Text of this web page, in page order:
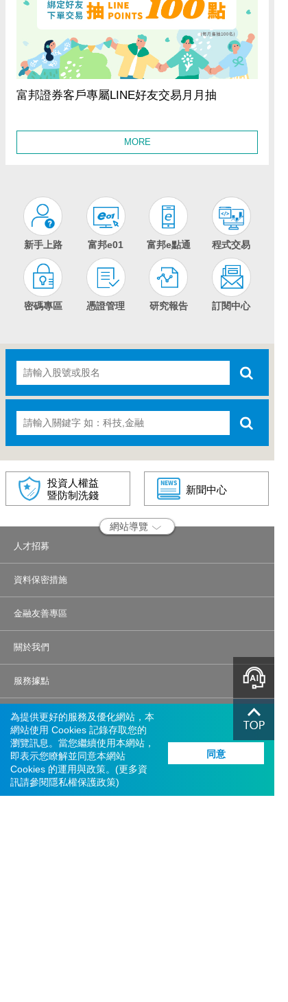
富邦證券客戶專屬LINE好友交易月月抽
MORE
新手上路 富邦e01 富邦e點通 程式交易
密碼專區 憑證管理 研究報告 訂閱中心
投資人權益
暨防制洗錢
新聞中心
智能客服
網站導覽
人才招募
資料保密措施
金融友善專區
關於我們
服務據點
聯絡我們
機構投資人盡職治理
交易系統異常應變措施
為提供更好的服務及優化網站，本
網站使用 Cookies 記錄存取您的
瀏覽訊息。當您繼續使用本網站，
即表示您瞭解並同意本網站
Cookies 的運用與政策。(更多資
訊請參閱隱私權保護政策)
同意